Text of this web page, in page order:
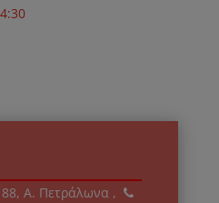
Α. Πετράλωνα ,